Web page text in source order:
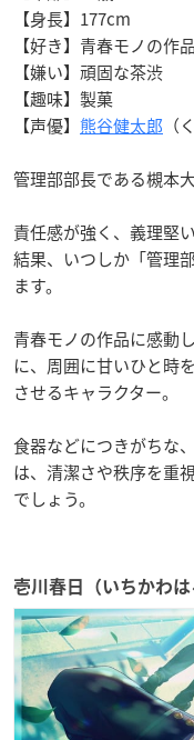
【身長】177cm
【好き】青春モノの作品
【嫌い】頑固な茶渋
【趣味】製菓
【声優】 熊谷健太郎 （
管理部部長である槻本
責任感が強く、義理堅
結果、いつしか「管理
ます。
青春モノの作品に感動
に、周囲に甘いひと時
させるキャラクター。
食器などにつきがちな
は、清潔さや秩序を重
でしょう。
壱川春日（いちかわは